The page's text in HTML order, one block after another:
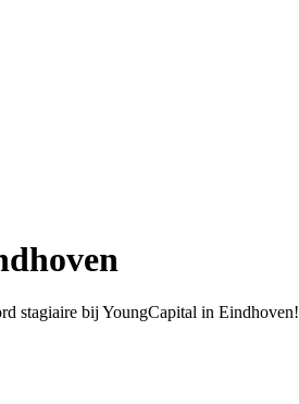
stagiaire bij YoungCapital in Eindhoven!